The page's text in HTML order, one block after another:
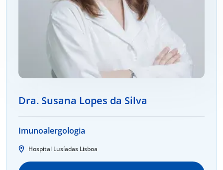
Dra. Susana Lopes da Silva
Imunoalergologia
Hospital Lusíadas Lisboa